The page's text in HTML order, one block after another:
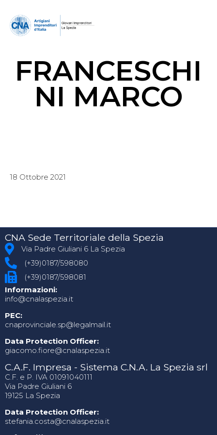
FRANCESCHI
NI MARCO
18 Ottobre 2021
CNA Sede Territoriale della Spezia
Via Padre Giuliani 6 La Spezia
(+39)0187/598080
(+39)0187/598081
Informazioni:
info@cnalaspezia.it
PEC:
cnaprovinciale.sp@legalmail.it
Data Protection Officer:
giacomo.fiore@cnalaspezia.it
C.A.F. Impresa - Sistema C.N.A. La Spezia srl
C.F. e P. IVA 01091040111
Via Padre Giuliani 6
19125 La Spezia
Data Protection Officer:
stefania.costa@cnalaspezia.it